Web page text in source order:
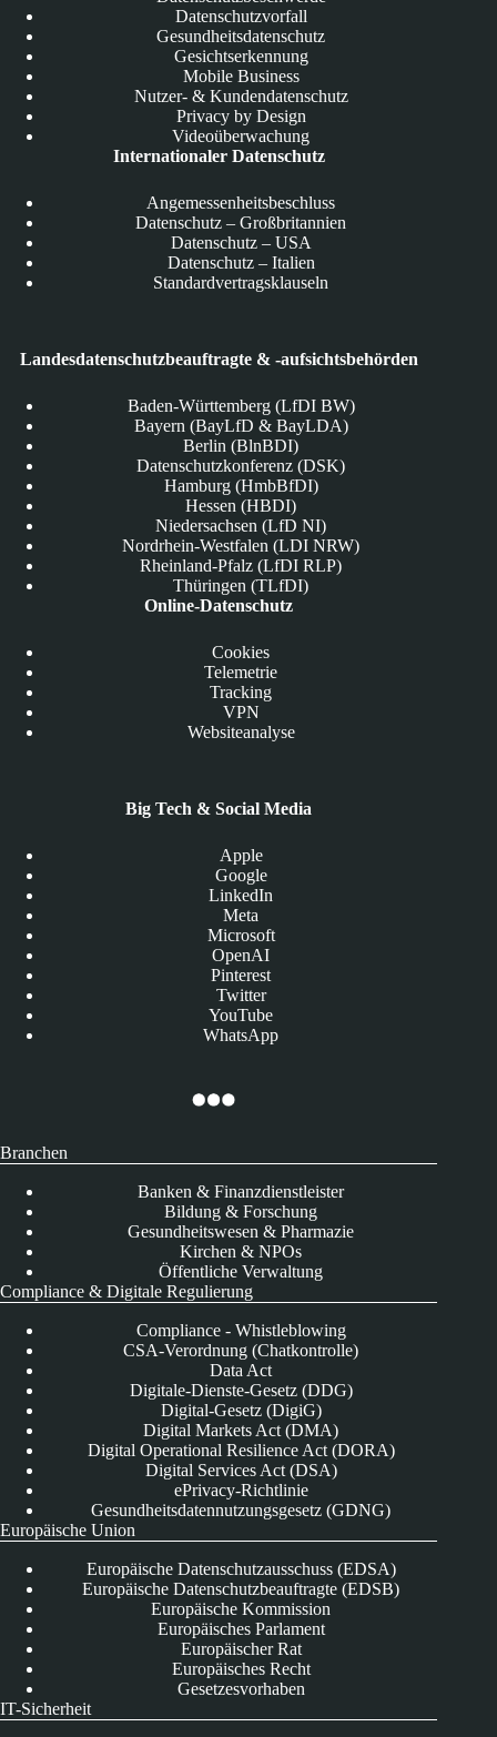
Datenschutzvorfall
Gesundheitsdatenschutz
Gesichtserkennung
Mobile Business
Nutzer- & Kundendatenschutz
Privacy by Design
Videoüberwachung
Internationaler Datenschutz
Angemessenheitsbeschluss
Datenschutz – Großbritannien
Datenschutz – USA
Datenschutz – Italien
Standardvertragsklauseln
Landesdatenschutzbeauftragte & -aufsichtsbehörden
Baden-Württemberg (LfDI BW)
Bayern (BayLfD & BayLDA)
Berlin (BlnBDI)
Datenschutzkonferenz (DSK)
Hamburg (HmbBfDI)
Hessen (HBDI)
Niedersachsen (LfD NI)
Nordrhein-Westfalen (LDI NRW)
Rheinland-Pfalz (LfDI RLP)
Thüringen (TLfDI)
Online-Datenschutz
Cookies
Telemetrie
Tracking
VPN
Websiteanalyse
Big Tech & Social Media
Apple
Google
LinkedIn
Meta
Microsoft
OpenAI
Pinterest
Twitter
YouTube
WhatsApp
Branchen
Banken & Finanzdienstleister
Bildung & Forschung
Gesundheitswesen & Pharmazie
Kirchen & NPOs
Öffentliche Verwaltung
Compliance & Digitale Regulierung
Compliance - Whistleblowing
CSA-Verordnung (Chatkontrolle)
Data Act
Digitale-Dienste-Gesetz (DDG)
Digital-Gesetz (DigiG)
Digital Markets Act (DMA)
Digital Operational Resilience Act (DORA)
Digital Services Act (DSA)
ePrivacy-Richtlinie
Gesundheitsdatennutzungsgesetz (GDNG)
Europäische Union
Europäische Datenschutzausschuss (EDSA)
Europäische Datenschutzbeauftragte (EDSB)
Europäische Kommission
Europäisches Parlament
Europäischer Rat
Europäisches Recht
Gesetzesvorhaben
IT-Sicherheit